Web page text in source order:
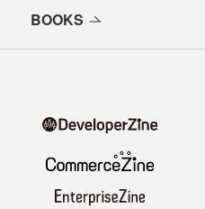
記事
BOOKS